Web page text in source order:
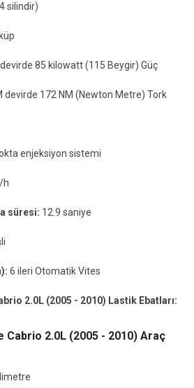
4 silindir)
85 kilowatt (115 Beygir) Güç
devirde 172 NM (Newton Metre) Tork
enjeksiyon sistemi
h
süresi: 12.9 saniye
6 ileri Otomatik Vites
2.0L (2005 - 2010) Lastik Ebatları:
Cabrio 2.0L (2005 - 2010) Araç